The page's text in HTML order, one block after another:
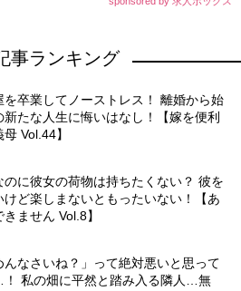
事ランキング
を卒業してノーストレス！ 離婚から始
新たな人生に悔いはなし！【嫁を便利
Vol.44】
のに彼女の荷物は持ちたくない？ 彼を
けど楽しまないともったいない！【あ
ません Vol.8】
んなさいね？」って絶対悪いと思って
私の畑に平然と踏み入る隣人…無